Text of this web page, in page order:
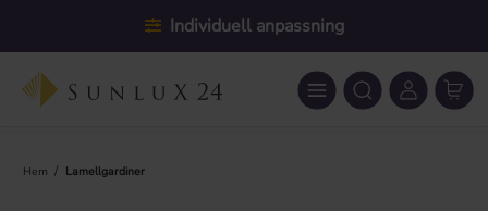
Hoppa till huvudinnehåll Individuell anpassning
Hem / Lamellgardiner